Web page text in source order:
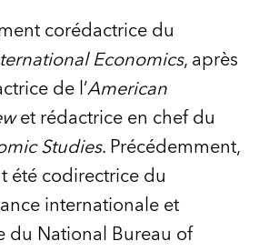
corédactrice du
Economics, après
de l’American
et rédactrice en chef du
Studies. Précédemment,
été codirectrice du
internationale et
du National Bureau of